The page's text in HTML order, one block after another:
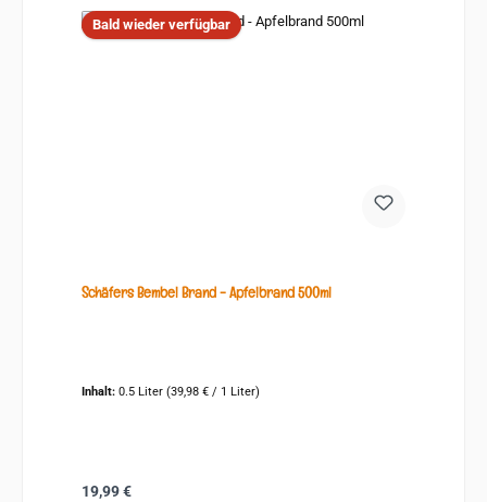
Bald wieder verfügbar
Schäfers Bembel Brand - Apfelbrand 500ml
Inhalt: 0.5 Liter (39,98 € / 1 Liter)
Regulärer Preis:
19,99 €